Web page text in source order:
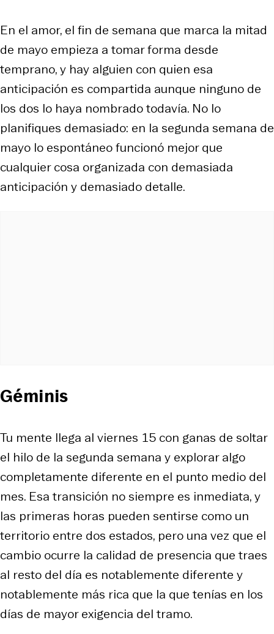
En el amor, el fin de semana que marca la mitad
de mayo empieza a tomar forma desde
temprano, y hay alguien con quien esa
anticipación es compartida aunque ninguno de
los dos lo haya nombrado todavía. No lo
planifiques demasiado: en la segunda semana de
mayo lo espontáneo funcionó mejor que
cualquier cosa organizada con demasiada
anticipación y demasiado detalle.
Géminis
Tu mente llega al viernes 15 con ganas de soltar
el hilo de la segunda semana y explorar algo
completamente diferente en el punto medio del
mes. Esa transición no siempre es inmediata, y
las primeras horas pueden sentirse como un
territorio entre dos estados, pero una vez que el
cambio ocurre la calidad de presencia que traes
al resto del día es notablemente diferente y
notablemente más rica que la que tenías en los
días de mayor exigencia del tramo.